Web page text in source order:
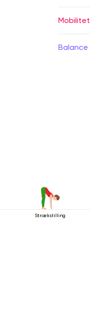
Mobilitet
Balance
Strækstilling